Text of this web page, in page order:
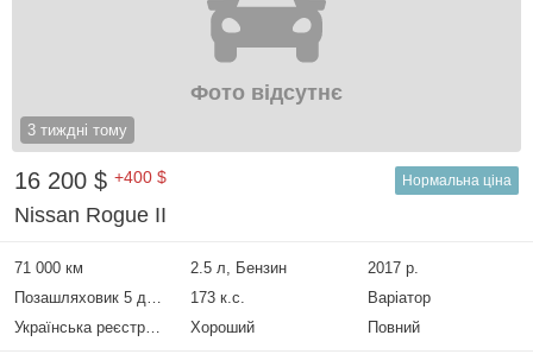
3 тиждні тому
Фото відсутнє
16 200 $ +400 $ Нормальна ціна
Nissan Rogue II
71 000 км 2.5 л, Бензин
2017 р.
Позашляховик 5 дверей
173 к.с.
Варіатор
Українська реєстрація
Хороший Повний